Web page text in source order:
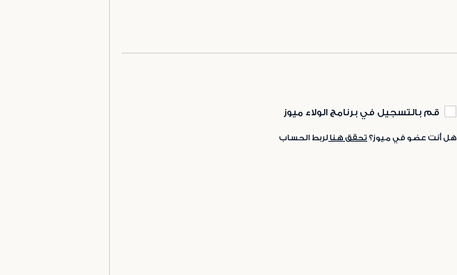
قم بالتسجيل في برنامج الولاء ميوز
هل أنت عضو في ميوز؟ تحقق هنا لربط الحساب